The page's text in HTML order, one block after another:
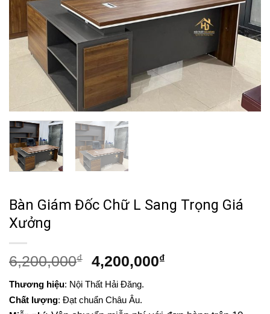
Bàn Giám Đốc Chữ L Sang Trọng Giá
Xưởng
6,200,000₫
Giá
là:
6,200,000₫.
4,200,000₫Giá
Thương hiệu: Nội Thất Hải Đăng.
Chất lượng: Đạt chuẩn Châu Âu.